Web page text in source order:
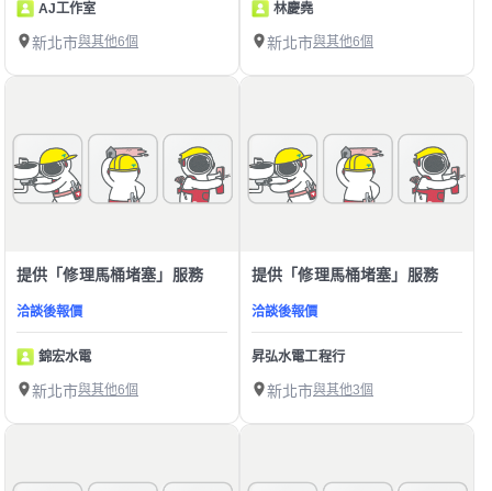
AJ工作室
新北市與其他6個
林慶堯
新北市與其他6個
提供「修理馬桶堵塞」服務
洽談後報價
錦宏水電
新北市與其他6個
提供「修理馬桶堵塞」服務
洽談後報價
昇弘水電工程行
新北市與其他3個